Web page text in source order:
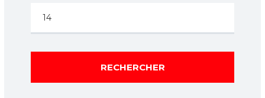
RECHERCHER